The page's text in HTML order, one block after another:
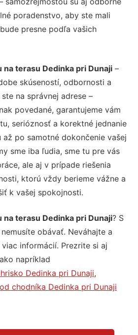
poradenstvo, aby ste mali
presne podľa vašich
na terasu Dedinka pri Dunaji –
skúseností, odbornosti a
na správnej adrese –
povedané, garantujeme vám
serióznosť a korektné jednanie
po samotné dokončenie vašej
sme iba ľudia, sme tu pre vás
ale aj v prípade riešenia
ktorú vždy berieme vážne a
k vašej spokojnosti.
na terasu Dedinka pri Dunaji? S
obávať. Neváhajte a
informácií. Prezrite si aj
napríklad
Dedinka pri Dunaji,
chodníka Dedinka pri Dunaji